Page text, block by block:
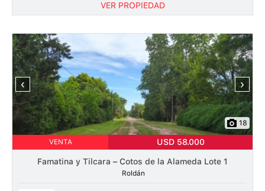
VER PROPIEDAD
‹ ›
18
VENTA USD 58.000
Famatina y Tilcara – Cotos de la Alameda Lote 1
Roldán